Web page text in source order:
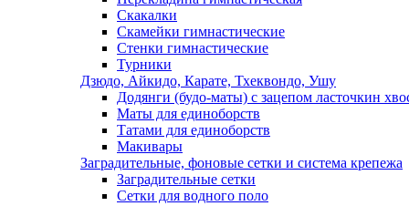
Скакалки
Скамейки гимнастические
Стенки гимнастические
Турники
Дзюдо, Айкидо, Карате, Тхеквондо, Ушу
Додянги (будо-маты) с зацепом ласточкин
Маты для единоборств
Татами для единоборств
Макивары
Заградительные, фоновые сетки и система крепежа
Заградительные сетки
Сетки для водного поло